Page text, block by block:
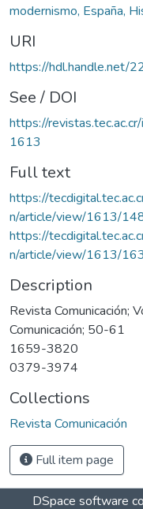
modernismo, España,
URI
https://hdl.handle.net/
See / DOI
https://
1613
Full text
https://
n/article/view/1613/
https://
n/article/view/1613/
Description
Revista Comunicación;
Comunicación; 50-61
1659-3820
0379-3974
Collections
Revista Comunicación
Full item page
DSpace software